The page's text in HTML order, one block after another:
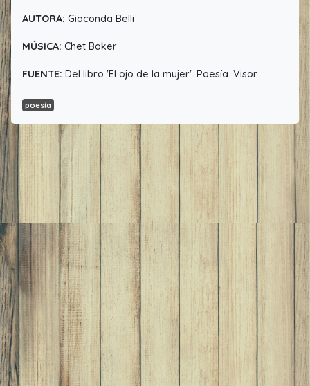
AUTORA: Gioconda Belli
MÚSICA: Chet Baker
FUENTE: Del libro 'El ojo de la mujer'. Poesía. Visor
poesía